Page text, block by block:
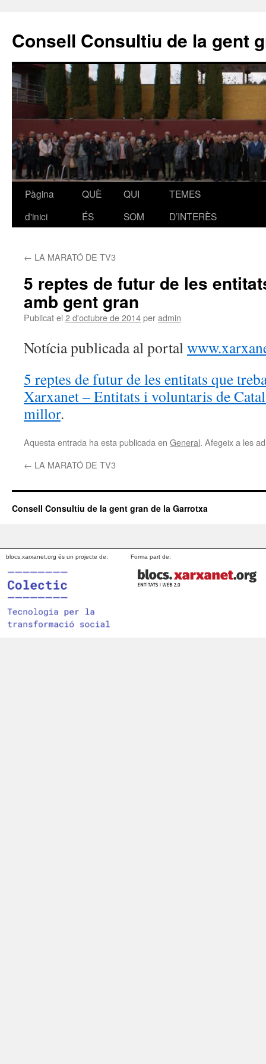
contingut
Consell Consultiu de la gent
Pàgina
d'inici
QUÈ
ÉS
QUI
SOM
TEMES
D’INTERÈS
← LA MARATÓ DE TV3
5 reptes de futur de les
amb gent gran
Publicat el 2 d'octubre de 2014peradmin
Notícia publicada al portal
5 reptes de futur de les entitats que
Xarxanet – Entitats i voluntaris de
millor.
Aquesta entrada ha esta publicada en General. Afegeix a les
← LA MARATÓ DE TV3
Consell Consultiu de la gent gran de la Garrotxa
blocs.xarxanet.org és un projecte de: Forma part de: